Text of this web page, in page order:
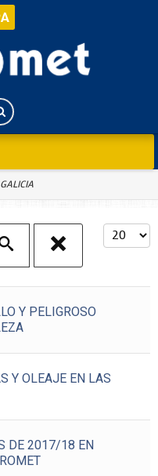
Y PELIGROSO
Y OLEAJE EN LAS
DE 2017/18 EN